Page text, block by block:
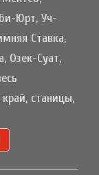
Юрт, Уч-
Ставка,
Озек-Суат,
станицы,